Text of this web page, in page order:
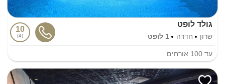
גולד לופט
שרון חדרה 1 לופט
10
4
עד 100 אורחים